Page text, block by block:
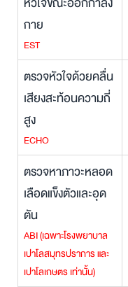
กาย
EST
ตรวจหัวใจด้วยคลื่น
เสียงสะท้อนความถี่
สูง
ECHO
ตรวจหาภาวะหลอด
เลือดแข็งตัวและอุด
ตัน
ABI(เฉพาะโรงพยาบาล
เปาโลสมุทรปราการ และ
เปาโลเกษตร เท่านั้น)